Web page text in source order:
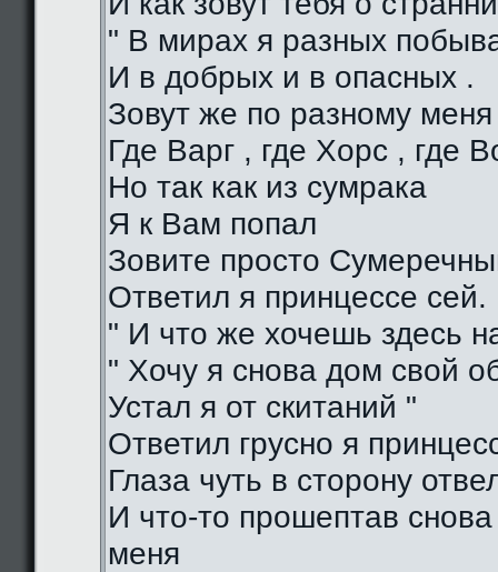
" В мирах я разных
И в добрых и в опасных .
Зовут же по разному меня
Где Варг , где Хорс , где
Но так как из сумрака
Я к Вам попал
Зовите просто
Ответил я принцессе сей.
" И что же хочешь здесь
" Хочу я снова дом свой
Устал я от скитаний "
Ответил грусно я
Глаза чуть в сторону
И что-то прошептав
меня